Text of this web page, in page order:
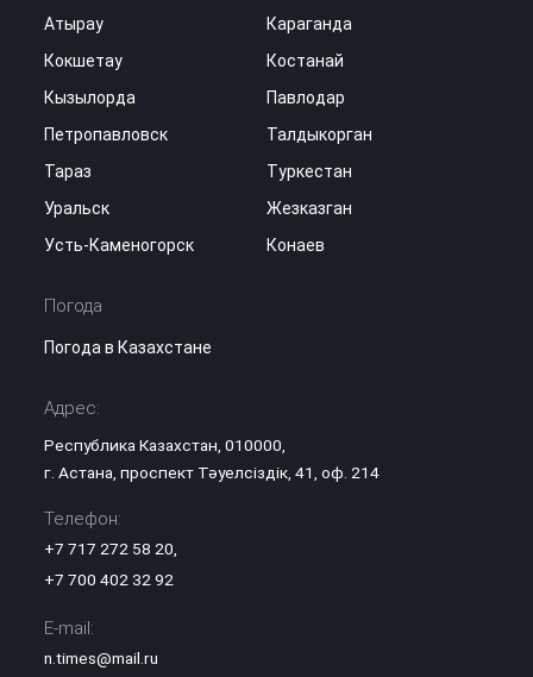
Атырау
Караганда
Кокшетау
Костанай
Кызылорда
Павлодар
Петропавловск
Талдыкорган
Тараз
Туркестан
Уральск
Жезказган
Усть-Каменогорск
Конаев
Погода
Погода в Казахстане
Адрес:
Республика Казахстан, 010000,
г. Астана, проспект Тәуелсіздік, 41, оф. 214
Телефон:
+7 717 272 58 20
+7 700 402 32 92
E-mail:
n.times@mail.ru